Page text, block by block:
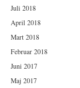
Juli 2018
April 2018
Mart 2018
Februar 2018
Juni 2017
Maj 2017